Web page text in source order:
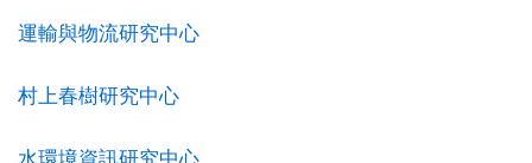
運輸與物流研究中心
村上春樹研究中心